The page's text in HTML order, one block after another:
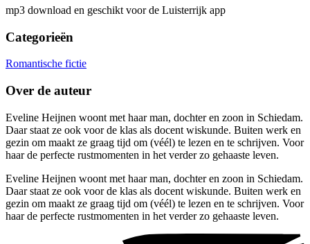
mp3 download en geschikt voor de Luisterrijk app
Categorieën
Romantische fictie
Over de auteur
Eveline Heijnen woont met haar man, dochter en zoon in Schiedam.
Daar staat ze ook voor de klas als docent wiskunde. Buiten werk en
gezin om maakt ze graag tijd om (véél) te lezen en te schrijven. Voor
haar de perfecte rustmomenten in het verder zo gehaaste leven.
Eveline Heijnen woont met haar man, dochter en zoon in Schiedam.
Daar staat ze ook voor de klas als docent wiskunde. Buiten werk en
gezin om maakt ze graag tijd om (véél) te lezen en te schrijven. Voor
haar de perfecte rustmomenten in het verder zo gehaaste leven.